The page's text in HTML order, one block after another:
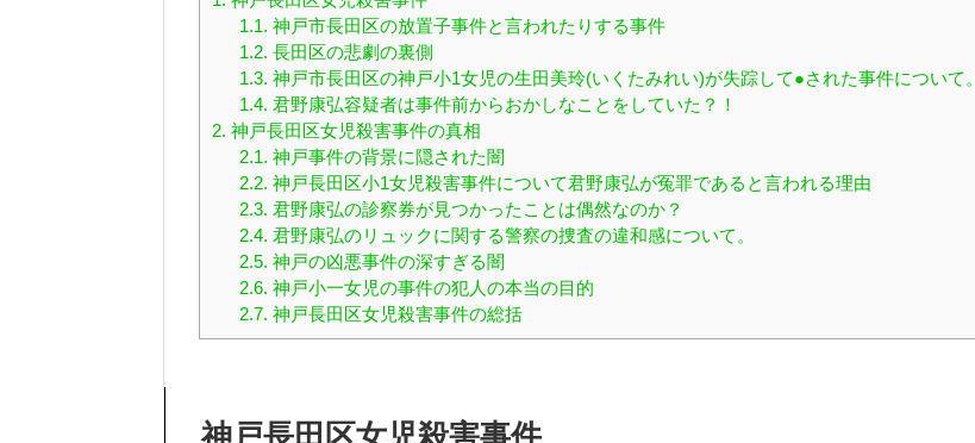
1.1. 神戸市長田区の放置子事件と言われたりする事件
1.2. 長田区の悲劇の裏側
1.3. 神戸市長田区の神戸小1女児の生田美玲(いくたみれい)が失踪して●された事件について。
1.4. 君野康弘容疑者は事件前からおかしなことをしていた？！
2. 神戸長田区女児殺害事件の真相
2.1. 神戸事件の背景に隠された闇
2.2. 神戸長田区小1女児殺害事件について君野康弘が冤罪であると言われる理由
2.3. 君野康弘の診察券が見つかったことは偶然なのか？
2.4. 君野康弘のリュックに関する警察の捜査の違和感について。
2.5. 神戸の凶悪事件の深すぎる闇
2.6. 神戸小一女児の事件の犯人の本当の目的
2.7. 神戸長田区女児殺害事件の総括